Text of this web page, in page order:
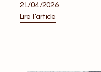
21/04/2026
Lire l'article